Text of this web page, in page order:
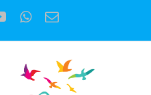
YouTubeWhatsApp
E-